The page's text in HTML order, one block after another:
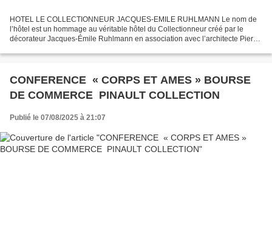
HOTEL LE COLLECTIONNEUR JACQUES-EMILE RUHLMANN Le nom de
l’hôtel est un hommage au véritable hôtel du Collectionneur créé par le
décorateur Jacques-Émile Ruhlmann en association avec l’architecte Pierre
CONFERENCE « CORPS ET AMES » BOURSE
DE COMMERCE PINAULT COLLECTION
Publié le 07/08/2025 à 21:07